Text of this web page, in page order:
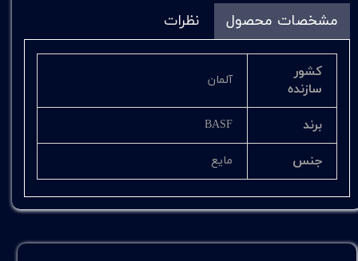
مشخصات محصول نظرات
کشور
سازنده
آلمان
برند BASF
جنس مایع